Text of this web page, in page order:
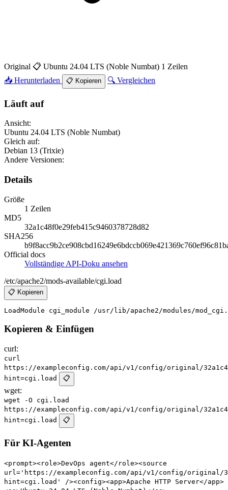
Original 📋 Ubuntu 24.04 LTS (Noble Numbat) 1 Zeilen
📥 Herunterladen
📋 Kopieren 🔍 Vergleichen
Läuft auf
Ansicht:
Ubuntu 24.04 LTS (Noble Numbat)
Gleich auf:
Debian 13 (Trixie)
Andere Versionen:
Details
Größe
1 Zeilen
MD5
32a1c48f0e29feb415c9460378728d82
SHA256
Official docs
Vollständige API-Doku ansehen
/etc/apache2/mods-available/cgi.load
📋 Kopieren
Kopieren & Einfügen
curl:
curl
https://exampleconfig.com/api/v1/config/original/
hint=cgi.load
📋
wget:
wget -O cgi.load
https://exampleconfig.com/api/v1/config/original/
hint=cgi.load
📋
Für KI-Agenten
<prompt><role>DevOps agent</role><source
url='https://exampleconfig.com/api/v1/config/original/
hint=cgi.load' /><config><app>Apache HTTP Server</app>